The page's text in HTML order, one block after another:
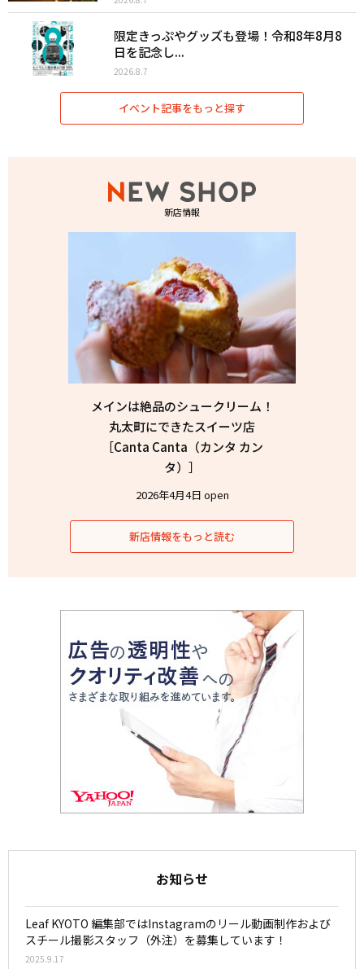
限定きっぷやグッズも登場！令和8年8月8
日を記念し...
2026.8.7
イベント記事をもっと探す
新店情報
メインは絶品のシュークリーム！
丸太町にできたスイーツ店
［Canta Canta（カンタ カン
タ）］
2026年4月4日 open
新店情報をもっと読む
お知らせ
Leaf KYOTO 編集部ではInstagramのリール動画制作および
スチール撮影スタッフ（外注）を募集しています！
2025.9.17